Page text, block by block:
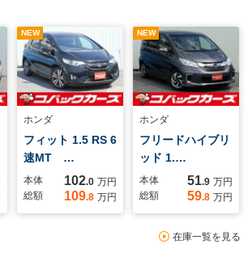
NEW
ホンダ
フィット 1.5 RS 6
速MT …
本体 102.0 万円
総額
109.8 万円
NEW
ホンダ
フリードハイブリ
ッド 1.…
本体 51.9 万円
総額
59.8 万円
在庫一覧を見る